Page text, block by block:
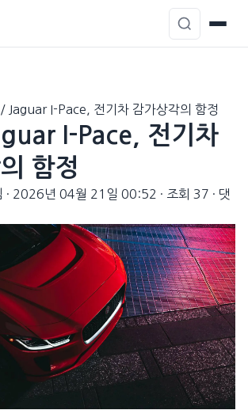
/ Jaguar I-Pace, 전기차 감가상각의 함정
I-Pace, 전기차
함정
· 2026년 04월 21일 00:52 · 조회 37 · 댓